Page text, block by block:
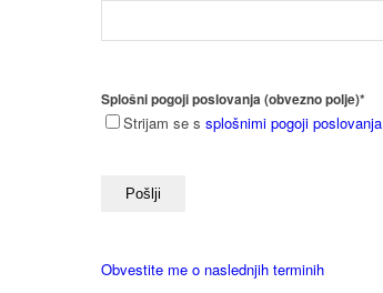
Splošni pogoji poslovanja (obvezno polje)*
Strijam se s splošnimi pogoji poslovanja
Obvestite me o naslednjih terminih